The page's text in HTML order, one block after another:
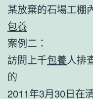
某放棄的石場工棚
包養
案例二：
訪問上千包養人排
的
2011年3月30日在